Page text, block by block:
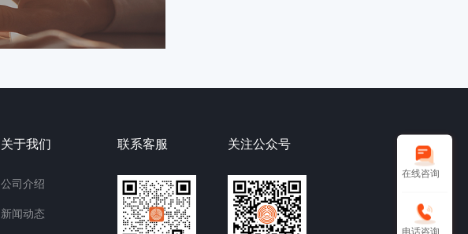
关于我们
公司介绍
新闻动态
联系客服 关注公众号
在线咨询
电话咨询